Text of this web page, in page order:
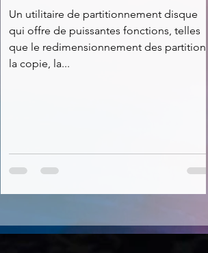
Un utilitaire de partitionnement disque
qui offre de puissantes fonctions, telles
que le redimensionnement des partitions,
la copie, la...